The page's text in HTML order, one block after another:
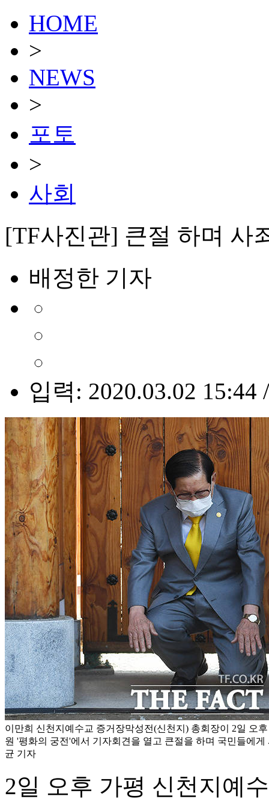
HOME
>
NEWS
>
포토
>
사회
[TF사진관] 큰절 하며 사
배정한 기자
입력: 2020.03.02 15:44
이만희 신천지예수교 증거장막성전(신천지) 총회장이 2일 오
원 '평화의 궁전'에서 기자회견을 열고 큰절을 하며 국민들에
균 기자
2일 오후 가평 신천지예